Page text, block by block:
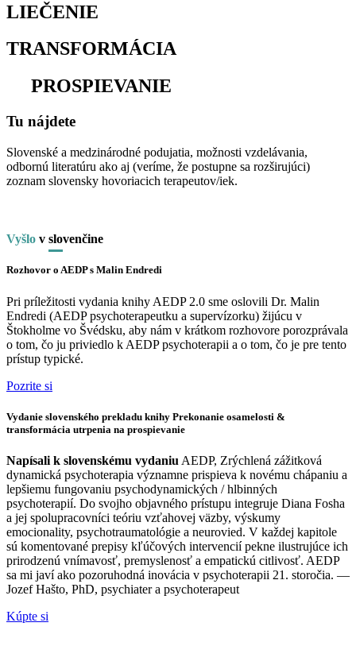
LIEČENIE
TRANSFORMÁCIA
PROSPIEVANIE
Tu nájdete
Slovenské a medzinárodné podujatia, možnosti vzdelávania,
odbornú literatúru ako aj (veríme, že postupne sa rozširujúci)
zoznam slovensky hovoriacich terapeutov/iek.
Vyšlo v slovenčine
Rozhovor o AEDP s Malin Endredi
Pri príležitosti vydania knihy AEDP 2.0 sme oslovili Dr. Malin
Endredi (AEDP psychoterapeutku a supervízorku) žijúcu v
Štokholme vo Švédsku, aby nám v krátkom rozhovore porozprávala
o tom, čo ju priviedlo k AEDP psychoterapii a o tom, čo je pre tento
prístup typické.
Pozrite si
Vydanie slovenského prekladu knihy Prekonanie osamelosti &
transformácia utrpenia na prospievanie
Napísali k slovenskému vydaniu AEDP, Zrýchlená zážitková
dynamická psychoterapia významne prispieva k novému chápaniu a
lepšiemu fungovaniu psychodynamických / hlbinných
psychoterapií. Do svojho objavného prístupu integruje Diana Fosha
a jej spolupracovníci teóriu vzťahovej väzby, výskumy
emocionality, psychotraumatológie a neurovied. V každej kapitole
sú komentované prepisy kľúčových intervencií pekne ilustrujúce ich
prirodzenú vnímavosť, premyslenosť a empatickú citlivosť. AEDP
sa mi javí ako pozoruhodná inovácia v psychoterapii 21. storočia. —
Jozef Hašto, PhD, psychiater a psychoterapeut
Kúpte si